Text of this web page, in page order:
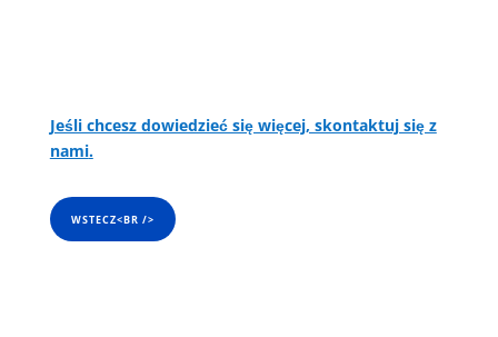
Jeśli chcesz dowiedzieć się więcej, skontaktuj się z
nami.
WSTECZ<BR />